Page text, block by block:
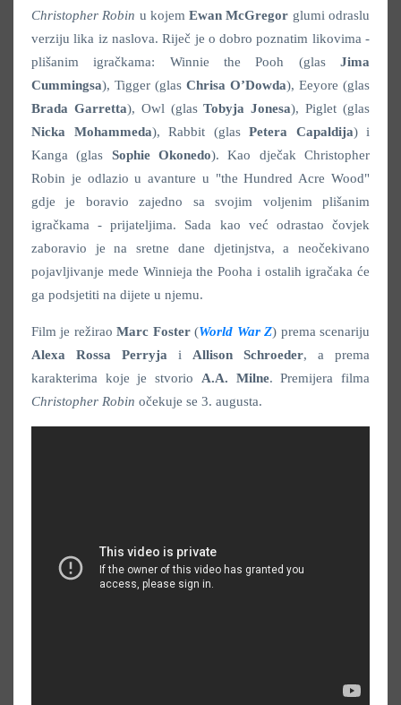
Christopher Robin u kojemEwan McGregor glumi odraslu
verziju lika iz naslova. Riječ je o dobro poznatim likovima -
plišanim igračkama: Winnie the Pooh (glas Jima
Cummingsa), Tigger (glas Chrisa O’Dowda), Eeyore (glas
Brada Garretta), Owl (glasTobyja Jonesa), Piglet (glas
Nicka Mohammeda), Rabbit (glas Petera Capaldija) i
Kanga (glas Sophie Okonedo). Kao dječak Christopher
Robin je odlazio u avanture u "the Hundred Acre Wood"
gdje je boravio zajedno sa svojim voljenim plišanim
igračkama - prijateljima. Sada kao već odrastao čovjek
zaboravio je na sretne dane djetinjstva, a neočekivano
pojavljivanje mede Winnieja the Pooha i ostalih igračaka će
ga podsjetiti na dijete u njemu.
Film je režiraoMarc Foster(World War Z) prema scenariju
Alexa Rossa Perryja i Allison Schroeder, a prema
karakterima koje je stvorio A.A. Milne. Premijera filma
Christopher Robin očekuje se 3. augusta.